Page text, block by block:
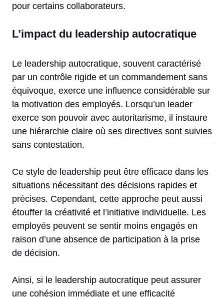
pour certains collaborateurs.
L’impact du leadership autocratique
Le leadership autocratique, souvent caractérisé
par un contrôle rigide et un commandement sans
équivoque, exerce une influence considérable sur
la motivation des employés. Lorsqu’un leader
exerce son pouvoir avec autoritarisme, il instaure
une hiérarchie claire où ses directives sont suivies
sans contestation.
Ce style de leadership peut être efficace dans les
situations nécessitant des décisions rapides et
précises. Cependant, cette approche peut aussi
étouffer la créativité et l’initiative individuelle. Les
employés peuvent se sentir moins engagés en
raison d’une absence de participation à la prise
de décision.
Ainsi, si le leadership autocratique peut assurer
une cohésion immédiate et une efficacité